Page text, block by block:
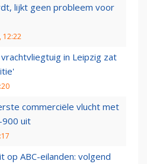
lijkt geen probleem voor
12:22
in Leipzig zat
commerciële vlucht met
900 uit
op ABC-eilanden: volgend